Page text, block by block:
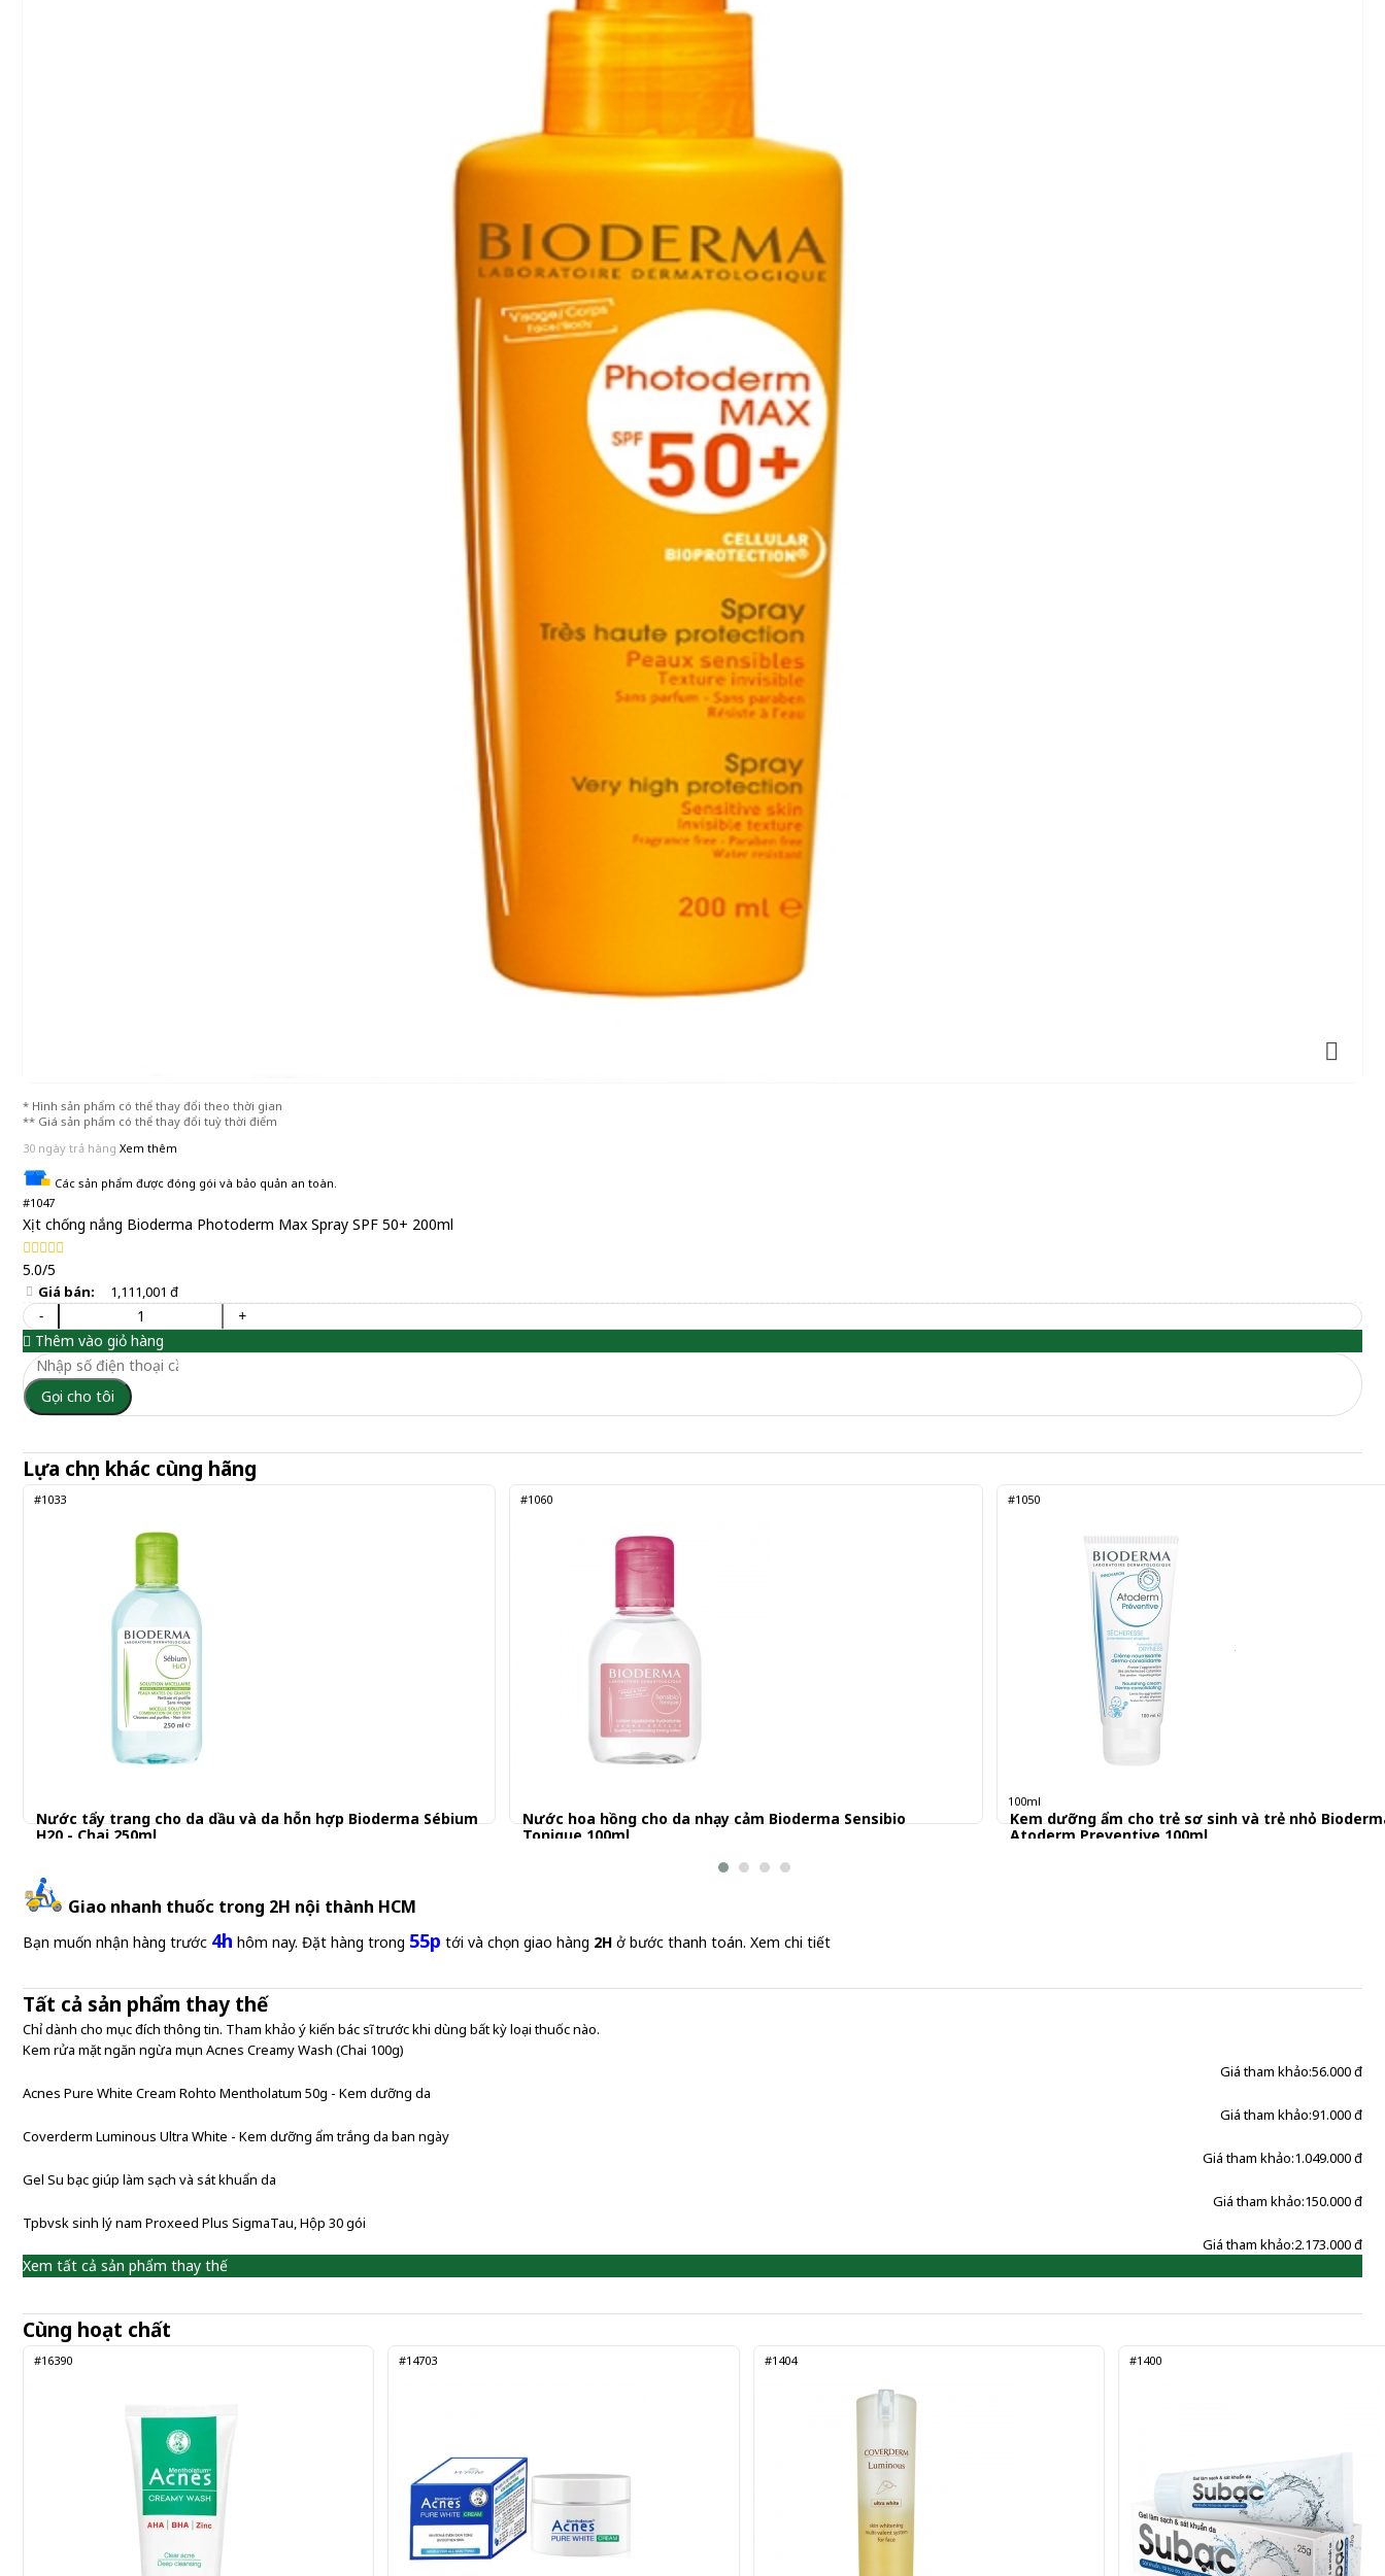
* Hình sản phẩm có thể thay đổi theo thời gian
** Giá sản phẩm có thể thay đổi tuỳ thời điểm
30 ngày trả hàng Xem thêm
Các sản phẩm được đóng gói và bảo quản an toàn.
#1047
Xịt chống nắng Bioderma Photoderm Max Spray SPF 50+ 200ml
5.0/5
Giá bán: 1,111,001 đ
-
+
Thêm vào giỏ hàng
Gọi cho tôi
Lựa chọn khác cùng hãng
#1033
Nước tẩy trang cho da dầu và da hỗn hợp Bioderma Sébium
H20 - Chai 250ml
#1060
Nước hoa hồng cho da nhạy cảm Bioderma Sensibio
Tonique 100ml
#1050
100ml
Kem dưỡng ẩm cho trẻ sơ sinh và trẻ nhỏ
Atoderm Preventive 100ml
Giao nhanh thuốc trong 2H nội thành HCM
Bạn muốn nhận hàng trước 4h hôm nay. Đặt hàng trong 55p tới và chọn giao hàng 2H ở bước thanh toán. Xem chi tiết
Tất cả sản phẩm thay thế
Chỉ dành cho mục đích thông tin. Tham khảo ý kiến bác sĩ trước khi dùng bất kỳ loại thuốc nào.
Kem rửa mặt ngăn ngừa mụn Acnes Creamy Wash (Chai 100g)
Giá tham khảo:56.000 đ
Acnes Pure White Cream Rohto Mentholatum 50g - Kem dưỡng da
Giá tham khảo:91.000 đ
Coverderm Luminous Ultra White - Kem dưỡng ẩm trắng da ban ngày
Giá tham khảo:1.049.000 đ
Gel Su bạc giúp làm sạch và sát khuẩn da
Giá tham khảo:150.000 đ
Tpbvsk sinh lý nam Proxeed Plus SigmaTau, Hộp 30 gói
Giá tham khảo:2.173.000 đ
Xem tất cả sản phẩm thay thế
Cùng hoạt chất
#16390 #14703 #1404 #1400